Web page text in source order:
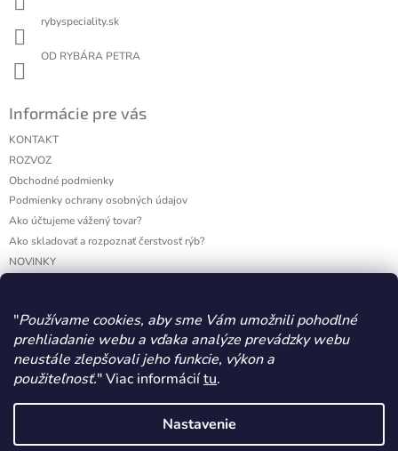
"Používame cookies, aby sme Vám umožnili pohodlné
prehliadanie webu a vďaka analýze prevádzky webu
neustále zlepšovali jeho funkcie, výkon a
použiteľnosť." Viac informáciítu.
Nastavenie
rybyspeciality.sk
OD RYBÁRA PETRA
Informácie pre vás
KONTAKT
ROZVOZ
Obchodné podmienky
Podmienky ochrany osobných údajov
Ako účtujeme vážený tovar?
Ako skladovať a rozpoznať čerstvosť rýb?
NOVINKY
Facebook
MARTÁK Peter, Ryby - Špeciality